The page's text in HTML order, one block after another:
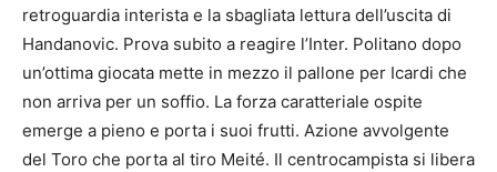
retroguardia interista e la sbagliata lettura dell’uscita di
Handanovic. Prova subito a reagire l’Inter. Politano dopo
un’ottima giocata mette in mezzo il pallone per Icardi che
non arriva per un soffio. La forza caratteriale ospite
emerge a pieno e porta i suoi frutti. Azione avvolgente
del Toro che porta al tiro Meité. Il centrocampista si libera